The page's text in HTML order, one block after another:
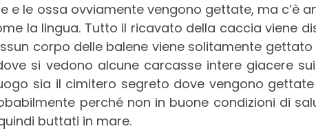
e le ossa ovviamente vengono gettate, ma c’è
la lingua. Tutto il ricavato della caccia viene
corpo delle balene viene solitamente gettato
si vedono alcune carcasse intere giacere
sia il cimitero segreto dove vengono
perché non in buone condizioni di
buttati in mare.